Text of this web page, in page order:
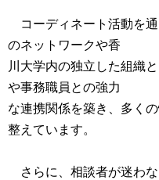
コーディネート活動を
のネットワークや香
川大学内の独立した組織
や事務職員との強力
な連携関係を築き、多く
整えています。
さらに、相談者が迷わな